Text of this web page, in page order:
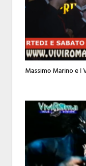
Massimo Marino e I